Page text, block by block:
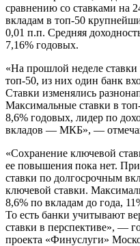
сравнению со ставками на
вкладам в топ-50
0,01 п.п. Средняя
7,16% годовых.
«На прошлой неделе
топ-50, из них один банк
Ставки изменялись
Максимальные ставки в
8,6% годовых, лидер по
вкладов — МКБ», —
«Cохранение ключевой
ее повышения пока нет.
ставки по долгосрочным
ключевой ставки.
8,6% по вкладам до года,
То есть банки учитывают
ставки в перспективе», —
проекта «Финуслуги»